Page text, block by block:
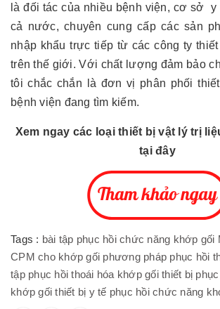
là đối tác của nhiều bệnh viện, cơ sở y
cả nước, chuyên cung cấp các sản
nhập khẩu trực tiếp từ các công ty
trên thế giới. Với chất lượng đảm bảo
tôi chắc chắn là đơn vị phân phối
bệnh viện đang tìm kiếm.
Xem ngay các loại thiết bị vật lý trị
tại đây
Tags : bài tập phục hồi chức năng khớp gối
CPM cho khớp gối phương pháp phục hồi
tập phục hồi thoái hóa khớp gối thiết bị
khớp gối thiết bị y tế phục hồi chức năng